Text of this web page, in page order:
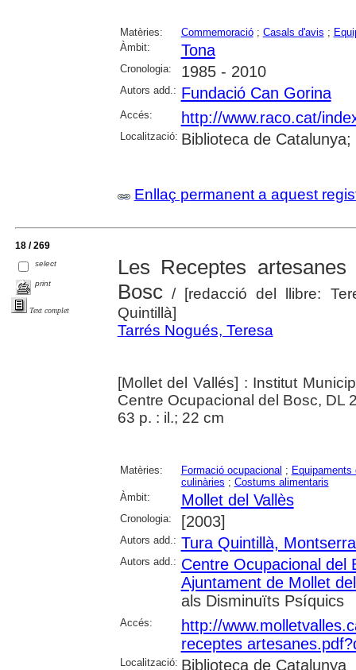
Matèries: Commemoració; Casals d'avis ;
Àmbit:
Tona
Cronologia: 1985 - 2010
Autors add.: Fundació Can Gorina
Accés: http://www.raco.cat/
Localització: Biblioteca de
Enllaç permanent a aquest
18 / 269
select
print
Text complet
Les Receptes
Bosc/ [redacció del llibre:
Quintillà]
Tarrés Nogués, Teresa
[Mollet del Vallés] : Institut
Centre Ocupacional del Bosc, DL
63 p. : il.; 22 cm
Matèries: Formació ocupacional ;
culinàries ; Costums alimentaris
Àmbit:
Mollet del Vallès
Cronologia: [2003]
Autors add.: Tura Quintillà,
Autors add.: Centre Ocupacional del
Ajuntament de Mollet
als Disminuïts Psíquics
Accés:
http://
receptes
Localització: Biblioteca de Catalunya